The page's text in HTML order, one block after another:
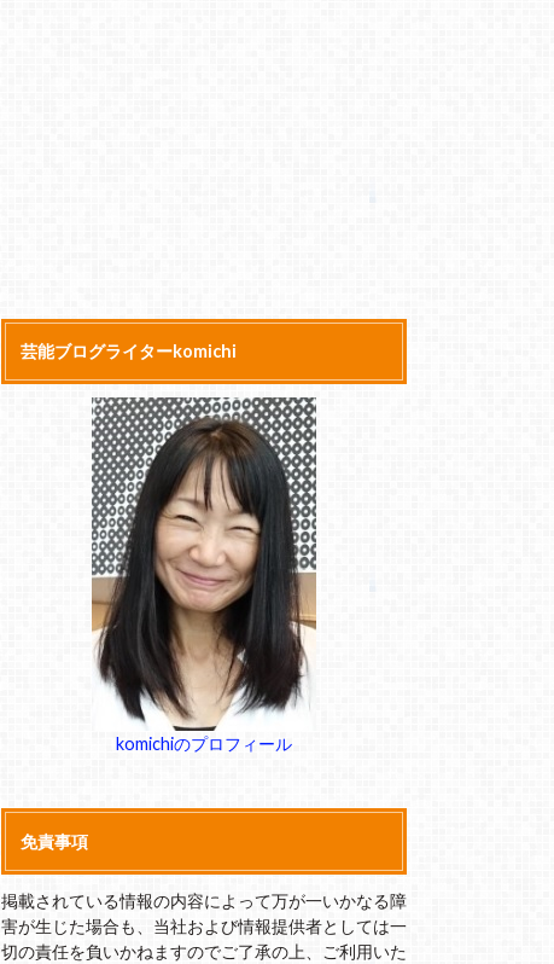
芸能ブログライターkomichi
komichiのプロフィール
免責事項
掲載されている情報の内容によって万が一いかなる障
害が生じた場合も、当社および情報提供者としては一
切の責任を負いかねますのでご了承の上、ご利用いた